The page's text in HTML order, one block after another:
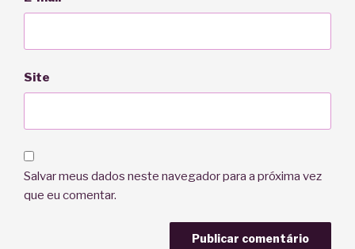
Site
Salvar meus dados neste navegador para a próxima vez
que eu comentar.